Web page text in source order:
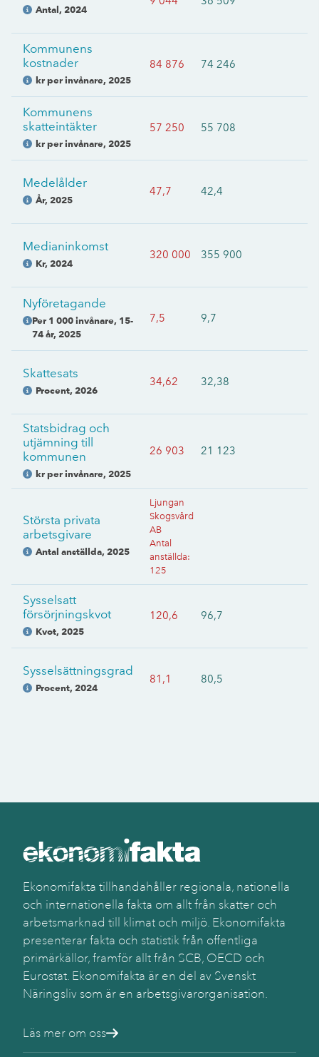
Antal, 2024
Kommunens
kostnader
kr per invånare, 2025
84 876 74 246
Kommunens
skatteintäkter
kr per invånare, 2025
57 250 55 708
Medelålder
År, 2025
47,7 42,4
Medianinkomst
Kr, 2024
320 000 355 900
Nyföretagande
Per 1 000 invånare, 15-
74 år,2025
7,5 9,7
Skattesats
Procent, 2026
34,62 32,38
Statsbidrag och
utjämning till
kommunen
kr per invånare, 2025
26 903 21 123
Största privata
arbetsgivare
Antal anställda, 2025
Ljungan
Skogsvård
AB
Antal
anställda:
125
Sysselsatt
försörjningskvot
Kvot, 2025
120,6 96,7
Sysselsättningsgrad
Procent, 2024
81,1 80,5
Ekonomifakta tillhandahåller regionala, nationella
och internationella fakta om allt från skatter och
arbetsmarknad till klimat och miljö. Ekonomifakta
presenterar fakta och statistik från offentliga
primärkällor, framför allt från SCB, OECD och
Eurostat. Ekonomifakta är en del av Svenskt
Näringsliv som är en arbetsgivarorganisation.
Läs mer om oss